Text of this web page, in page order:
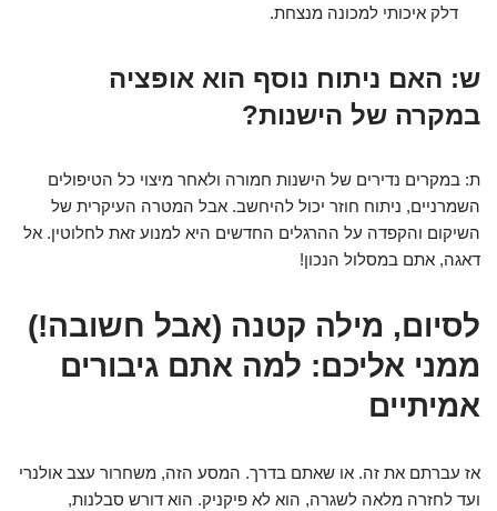
דלק איכותי למכונה מנצחת.
ש: האם ניתוח נוסף הוא אופציה
במקרה של הישנות?
ת: במקרים נדירים של הישנות חמורה ולאחר מיצוי כל הטיפולים
השמרניים, ניתוח חוזר יכול להיחשב. אבל המטרה העיקרית של
השיקום והקפדה על ההרגלים החדשים היא למנוע זאת לחלוטין. אל
דאגה, אתם במסלול הנכון!
לסיום, מילה קטנה (אבל חשובה!)
ממני אליכם: למה אתם גיבורים
אמיתיים
אז עברתם את זה. או שאתם בדרך. המסע הזה, משחרור עצב אולנרי
ועד לחזרה מלאה לשגרה, הוא לא פיקניק. הוא דורש סבלנות,